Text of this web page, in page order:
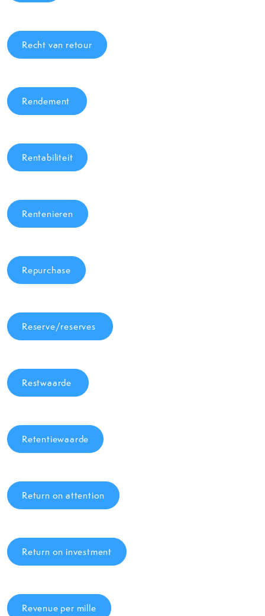
Recht van retour
Rendement
Rentabiliteit
Rentenieren
Repurchase
Reserve/reserves
Restwaarde
Retentiewaarde
Return on attention
Return on investment
Revenue per mille